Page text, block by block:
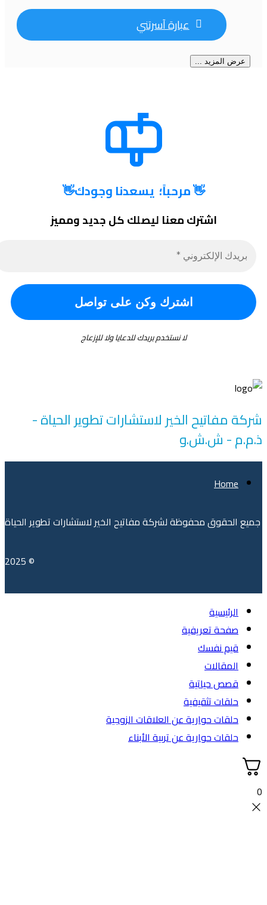
عبارة آسرتني
👋مرحباً؛ يسعدنا وجودك👋
اشترك معنا ليصلك كل جديد ومميز
لا نستخدم بريدك للدعايا ولا للإزعاج
شركة مفاتيح الخير لاستشارات تطوير الحياة -
ذ.م.م - ش.ش.و
Home
جميع الحقوق محفوظة لشركة مفاتيح الخير لاستشارات تطوير الحياة
© 2025
الرئيسية
صفحة تعريفية
قيم نفسك
المقالات
قصص حياتية
حلقات تثقيفية
حلقات حوارية عن العلاقات الزوجية
حلقات حوارية عن تربية الأبناء
0